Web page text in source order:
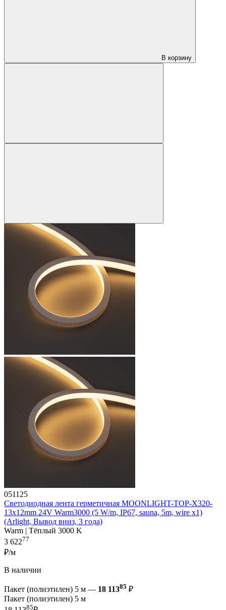
В корзину
051125
Светодиодная лента герметичная MOONLIGHT-TOP-X320-
13x12mm 24V Warm3000 (5 W/m, IP67, sauna, 5m, wire x1)
(Arlight, Вывод вниз, 3 года)
Warm | Тёплый 3000 K
3 62277
₽/м
В наличии
Пакет (полиэтилен) 5 м — 18 11385 ₽
Пакет (полиэтилен) 5 м
85